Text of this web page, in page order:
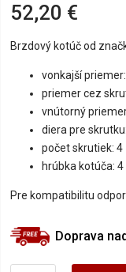
52,20 €
Brzdový kotúč od
vonkajší
priemer cez
vnútorný
diera pre
počet skrutiek: 4
hrúbka kotúča:
Pre kompatibilitu
Doprava